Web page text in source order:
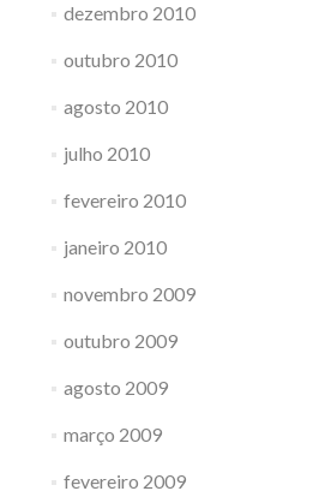
dezembro 2010
outubro 2010
agosto 2010
julho 2010
fevereiro 2010
janeiro 2010
novembro 2009
outubro 2009
agosto 2009
março 2009
fevereiro 2009